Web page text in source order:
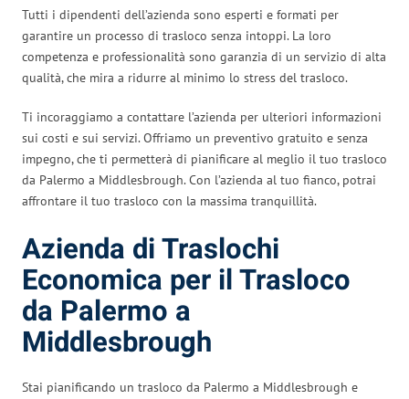
Tutti i dipendenti dell’azienda sono esperti e formati per
garantire un processo di trasloco senza intoppi. La loro
competenza e professionalità sono garanzia di un servizio di alta
qualità, che mira a ridurre al minimo lo stress del trasloco.
Ti incoraggiamo a contattare l’azienda per ulteriori informazioni
sui costi e sui servizi. Offriamo un preventivo gratuito e senza
impegno, che ti permetterà di pianificare al meglio il tuo trasloco
da Palermo a Middlesbrough. Con l’azienda al tuo fianco, potrai
affrontare il tuo trasloco con la massima tranquillità.
Azienda di Traslochi
Economica per il Trasloco
da Palermo a
Middlesbrough
Stai pianificando un trasloco da Palermo a Middlesbrough e